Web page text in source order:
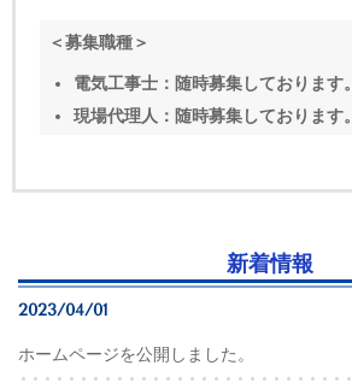
＜募集職種＞
電気工事士：随時募集しております。
現場代理人：随時募集しております。
新着情報
2023/04/01
ホームページを公開しました。